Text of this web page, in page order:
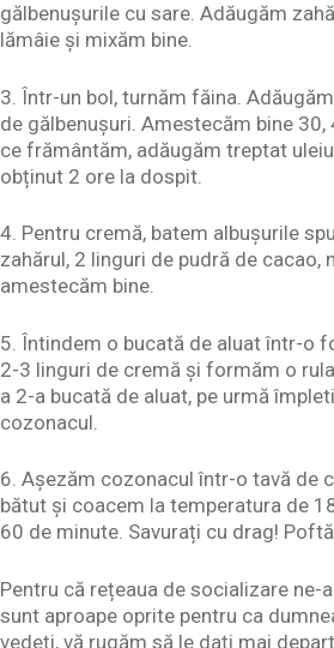
gălbenușurile cu sare. Adăugăm
lămâie și mixăm bine.
3. Într-un bol, turnăm făina.
de gălbenușuri. Amestecăm bine
ce frământăm, adăugăm treptat
obținut 2 ore la dospit.
4. Pentru cremă, batem albușurile
zahărul, 2 linguri de pudră de cacao,
amestecăm bine.
5. Întindem o bucată de aluat într-o
2-3 linguri de cremă și formăm o
a 2-a bucată de aluat, pe urmă
cozonacul.
6. Așezăm cozonacul într-o tavă de
bătut și coacem la temperatura de
60 de minute. Savurați cu drag!
Pentru că rețeaua de socializare ne-
sunt aproape oprite pentru ca
vedeți, vă rugăm să le dați mai